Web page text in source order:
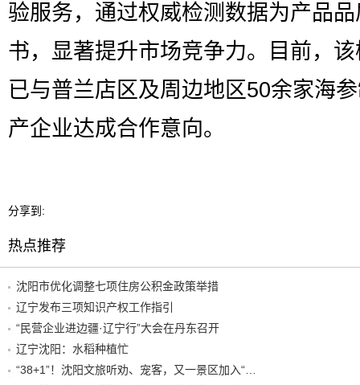
验服务，通过权威检测数据为产品
书，显著提升市场竞争力。目前，
已与普兰店区及周边地区50余家海
产企业达成合作意向。
分享到:
热点推荐
沈阳市优化调整七项住房公积金政策举措
辽宁发布三项知识产权工作指引
“民营企业进边疆·辽宁行”大会在丹东召开
辽宁沈阳：水稻种植忙